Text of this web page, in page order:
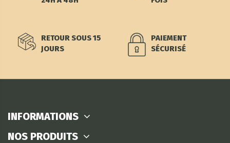
RETOUR SOUS 15
JOURS
PAIEMENT
SÉCURISÉ
INFORMATIONS
NOS PRODUITS